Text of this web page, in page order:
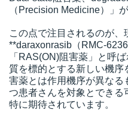
（Precision Medicine）」
この点で注目されるのが、
**daraxonrasib（RMC-
「RAS(ON)阻害薬」と呼
質を標的とする新しい機
害薬とは作用機序が異な
つ患者さんを対象とでき
特に期待されています。